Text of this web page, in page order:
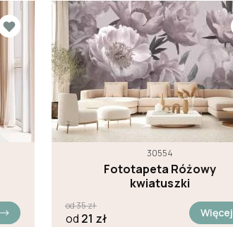
30554
Fototapeta Różowy
kwiatuszki
od35zł
od 21 zł Więcej